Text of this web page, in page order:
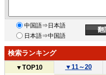
中国語⇒日本語
日本語⇒中国語
検索ランキング
▼ TOP10 ▼ 11～20